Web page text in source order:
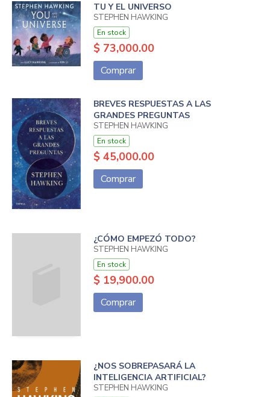
TU Y EL UNIVERSO
STEPHEN HAWKING
En stock
$ 73,000.00
Comprar
BREVES RESPUESTAS A LAS
GRANDES PREGUNTAS
STEPHEN HAWKING
En stock
$ 45,000.00
Comprar
¿CÓMO EMPEZÓ TODO?
STEPHEN HAWKING
En stock
$ 19,900.00
Comprar
¿NOS SOBREPASARÁ LA
INTELIGENCIA ARTIFICIAL?
STEPHEN HAWKING